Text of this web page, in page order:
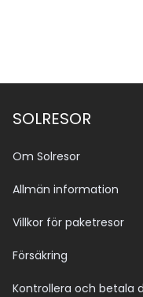
SOLRESOR
Om Solresor
Allmän information
Villkor för paketresor
Försäkring
Kontrollera och betala